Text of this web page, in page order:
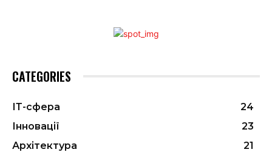
CATEGORIES
ІТ-сфера
24
Інновації
23
Архітектура
21